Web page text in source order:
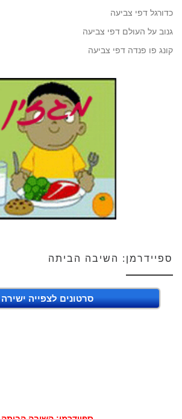
כדורגל דפי צביעה
גנוב על העולם דפי צביעה
קונג פו פנדה דפי צביעה
ספיידרמן: השיבה הביתה
סרטונים לצפייה ישירה